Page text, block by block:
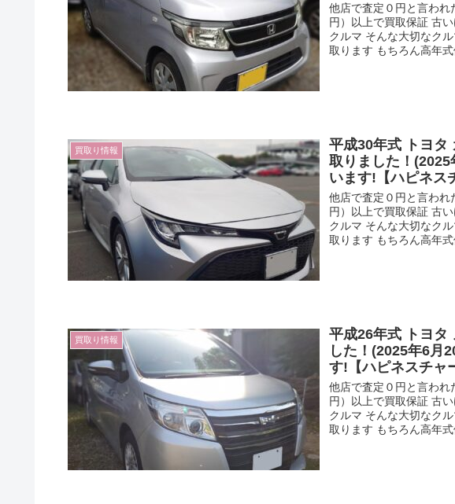
他店で査定０円と言わ
円）以上で買取保証 古
クルマ そんな大切なク
取ります もちろん高年
買取り情報
平成30年式 トヨタ
取りました！
います!【ハピネス
他店で査定０円と言わ
円）以上で買取保証 古
クルマ そんな大切なク
取ります もちろん高年
買取り情報
平成26年式 トヨタ
した！(2025年6月
す!【ハピネスチャ
他店で査定０円と言わ
円）以上で買取保証 古
クルマ そんな大切なク
取ります もちろん高年